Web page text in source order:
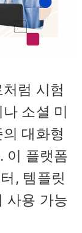
럼 시험
소셜 미
대화형
이 플랫폼
, 템플릿
사용 가능